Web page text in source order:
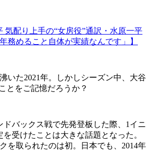
気配り上手の“女房役”通訳・水原一平
務めること自体が実績なんです」】
いた2021年。しかしシーズン中、大谷
とをご記憶だろうか？
バックス戦で先発登板した際、1イニ
受けたことは大きな話題となった。
を取られたのは初。日本でも、2014年